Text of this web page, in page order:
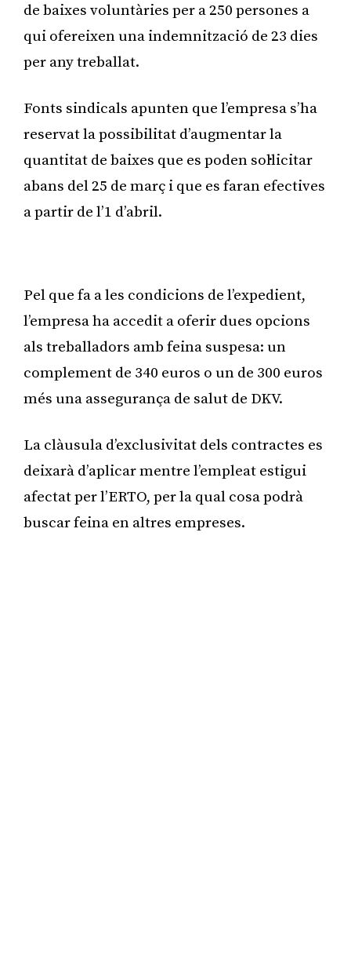
de baixes voluntàries per a 250 persones a
qui ofereixen una indemnització de 23 dies
per any treballat.
Fonts sindicals apunten que l’empresa s’ha
reservat la possibilitat d’augmentar la
quantitat de baixes que es poden sol·licitar
abans del 25 de març i que es faran efectives
a partir de l’1 d’abril.
Pel que fa a les condicions de l’expedient,
l’empresa ha accedit a oferir dues opcions
als treballadors amb feina suspesa: un
complement de 340 euros o un de 300 euros
més una assegurança de salut de DKV.
La clàusula d’exclusivitat dels contractes es
deixarà d’aplicar mentre l’empleat estigui
afectat per l’ERTO, per la qual cosa podrà
buscar feina en altres empreses.